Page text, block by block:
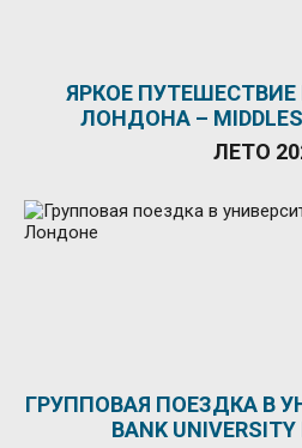
ЯРКОЕ ПУТЕШЕСТВИЕ
ЛОНДОНА –
ЛЕТО
ГРУППОВАЯ ПОЕЗДКА В
BANK